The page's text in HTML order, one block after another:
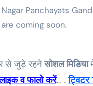
Panchayats
coming soon.
से जुड़े रहनेसोशल मिडिया
व फालो करें.. .